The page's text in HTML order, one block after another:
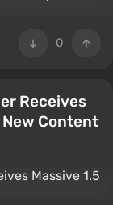
0
Receives
New Content